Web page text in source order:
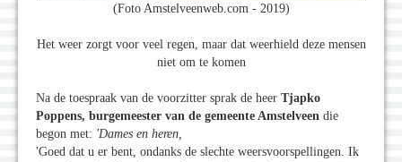
(Foto Amstelveenweb.com - 2019)
Het weer zorgt voor veel regen, maar dat weerhield deze mensen
niet om te komen
Na de toespraak van de voorzitter sprak de heer Tjapko
Poppens, burgemeester van de gemeente Amstelveen die
begon met: 'Dames en heren,
'Goed dat u er bent, ondanks de slechte weersvoorspellingen. Ik